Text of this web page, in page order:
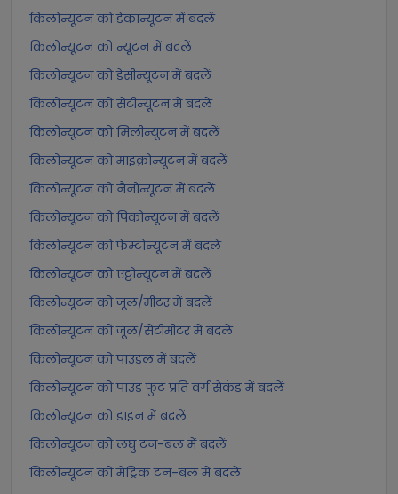
किलोन्यूटन को डेकान्यूटन में बदलें
किलोन्यूटन को न्यूटन में बदलें
किलोन्यूटन को डेसीन्यूटन में बदलें
किलोन्यूटन को सेंटीन्यूटन में बदलें
किलोन्यूटन को मिलीन्यूटन में बदलें
किलोन्यूटन को माइक्रोन्यूटन में बदलें
किलोन्यूटन को नैनोन्यूटन में बदलें
किलोन्यूटन को पिकोन्यूटन में बदलें
किलोन्यूटन को फेम्टोन्यूटन में बदलें
किलोन्यूटन को एट्टोन्यूटन में बदलें
किलोन्यूटन को जूल/मीटर में बदलें
किलोन्यूटन को जूल/सेंटीमीटर में बदलें
किलोन्यूटन को पाउंडल में बदलें
किलोन्यूटन को पाउंड फुट प्रति वर्ग सेकंड में बदलें
किलोन्यूटन को डाइन में बदलें
किलोन्यूटन को लघु टन-बल में बदलें
किलोन्यूटन को मेट्रिक टन-बल में बदलें